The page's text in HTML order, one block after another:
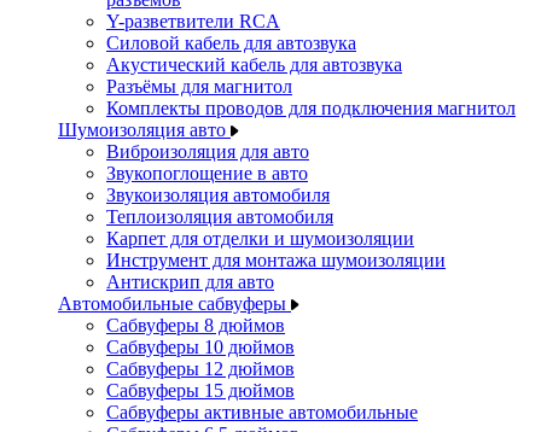
Y-разветвители RCA
Силовой кабель для автозвука
Акустический кабель для автозвука
Разъёмы для магнитол
Комплекты проводов для подключения магнитол
Шумоизоляция авто
Виброизоляция для авто
Звукопоглощение в авто
Звукоизоляция автомобиля
Теплоизоляция автомобиля
Карпет для отделки и шумоизоляции
Инструмент для монтажа шумоизоляции
Антискрип для авто
Автомобильные сабвуферы
Сабвуферы 8 дюймов
Сабвуферы 10 дюймов
Сабвуферы 12 дюймов
Сабвуферы 15 дюймов
Сабвуферы активные автомобильные